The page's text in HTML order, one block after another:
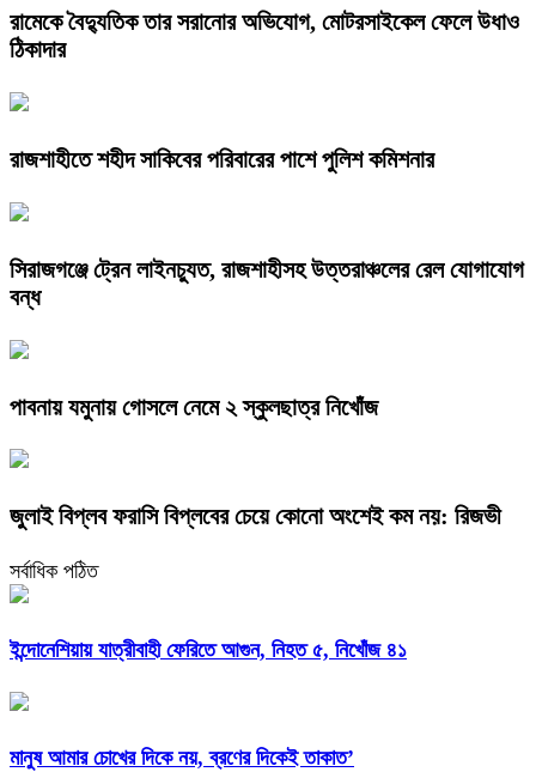
রামেকে বৈদ্যুতিক তার সরানোর অভিযোগ, মোটরসাইকেল ফেলে উধাও
ঠিকাদার
রাজশাহীতে শহীদ সাকিবের পরিবারের পাশে পুলিশ কমিশনার
সিরাজগঞ্জে ট্রেন লাইনচ্যুত, রাজশাহীসহ উত্তরাঞ্চলের রেল যোগাযোগ
বন্ধ
পাবনায় যমুনায় গোসলে নেমে ২ স্কুলছাত্র নিখোঁজ
জুলাই বিপ্লব ফরাসি বিপ্লবের চেয়ে কোনো অংশেই কম নয়: রিজভী
সর্বাধিক পঠিত
ইন্দোনেশিয়ায় যাত্রীবাহী ফেরিতে আগুন, নিহত ৫, নিখোঁজ ৪১
মানুষ আমার চোখের দিকে নয়, ব্রণের দিকেই তাকাত’